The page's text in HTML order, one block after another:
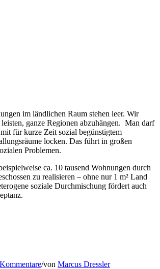
im ländlichen Raum stehen leer. Wir
ganze Regionen abzuhängen. Man darf
für kurze Zeit sozial begünstigtem
locken. Das führt in großen
Problemen.
ca. 10 tausend Wohnungen durch
zu realisieren – ohne nur 1 m² Land
soziale Durchmischung fördert auch
/von Marcus Dressler